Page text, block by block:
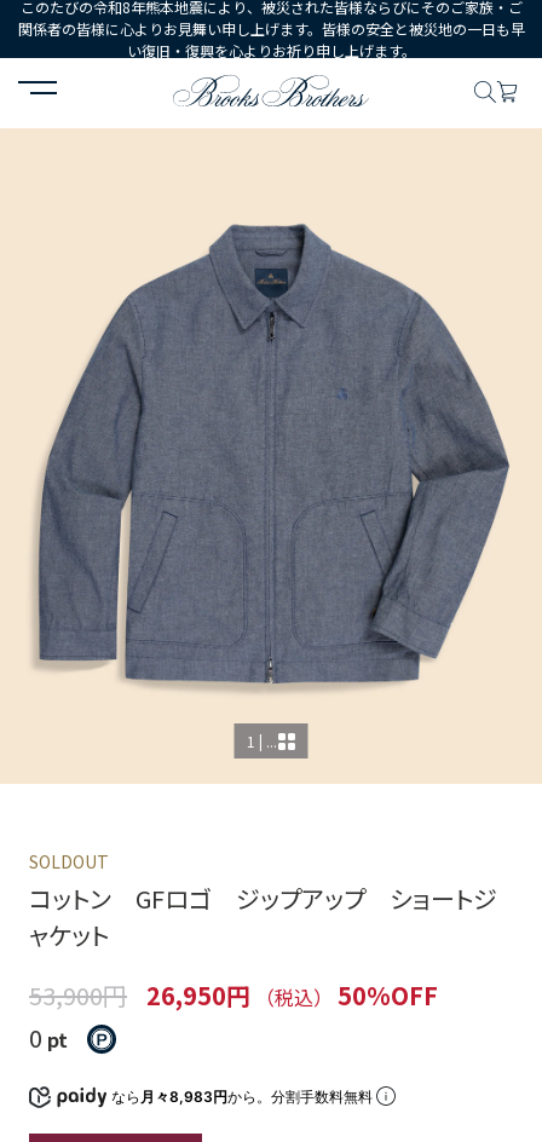
このたびの令和8年熊本地震により、被災された皆様ならびにそのご家族・ご
関係者の皆様に心よりお見舞い申し上げます。皆様の安全と被災地の一日も早
い復旧・復興を心よりお祈り申し上げます。
HOME ウェア アウターウェア コットン GFロゴ ジップ
1 | ...
SOLDOUT
コットン GFロゴ ジップアップ ショートジ
ャケット
53,900円 26,950円 （税込）
50%OFF
0 pt
なら 月々8,983円から。分割手数料無料